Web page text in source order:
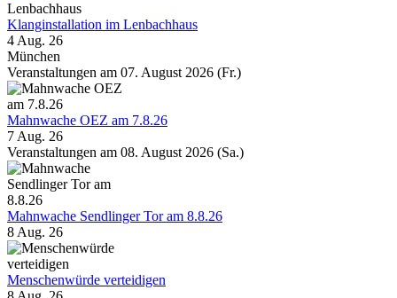
Klanginstallation im Lenbachhaus
4 Aug. 26
München
Veranstaltungen am 07. August 2026 (Fr.)
Mahnwache OEZ am 7.8.26
7 Aug. 26
Veranstaltungen am 08. August 2026 (Sa.)
Mahnwache Sendlinger Tor am 8.8.26
8 Aug. 26
Menschenwürde verteidigen